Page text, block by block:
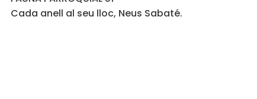
Cada anell al seu lloc, Neus Sabaté.